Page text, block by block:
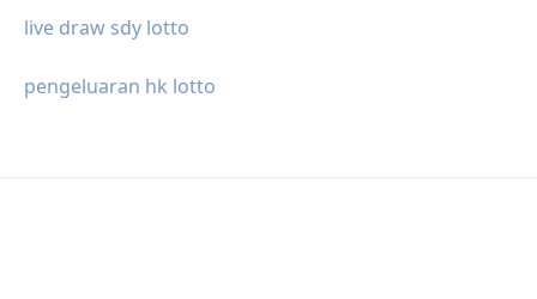
live draw sdy lotto
pengeluaran hk lotto